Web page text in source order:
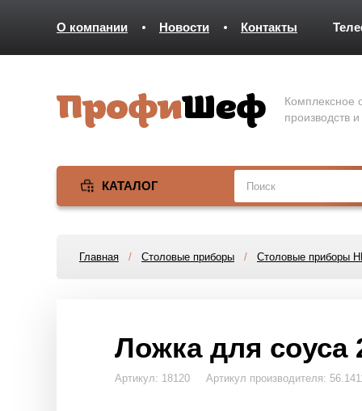
О компании Новости Контакты
Комплексное
производств
КАТАЛОГ
Главная / Столовые приборы / Столовые приборы
Ложка для соуса
Артикул: 18120 Артикул производителя: